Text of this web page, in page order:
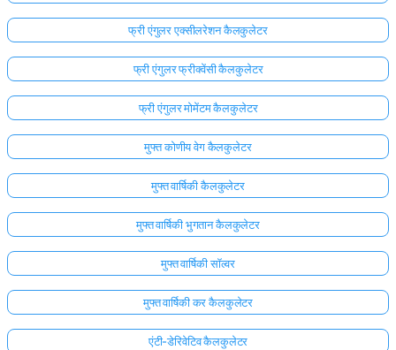
फ्री एंगुलर एक्सीलरेशन कैलकुलेटर
फ्री एंगुलर फ्रीक्वेंसी कैलकुलेटर
फ्री एंगुलर मोमेंटम कैलकुलेटर
मुफ्त कोणीय वेग कैलकुलेटर
मुफ्त वार्षिकी कैलकुलेटर
मुफ्त वार्षिकी भुगतान कैलकुलेटर
मुफ्त वार्षिकी सॉल्वर
मुफ्त वार्षिकी कर कैलकुलेटर
एंटी-डेरिवेटिव कैलकुलेटर